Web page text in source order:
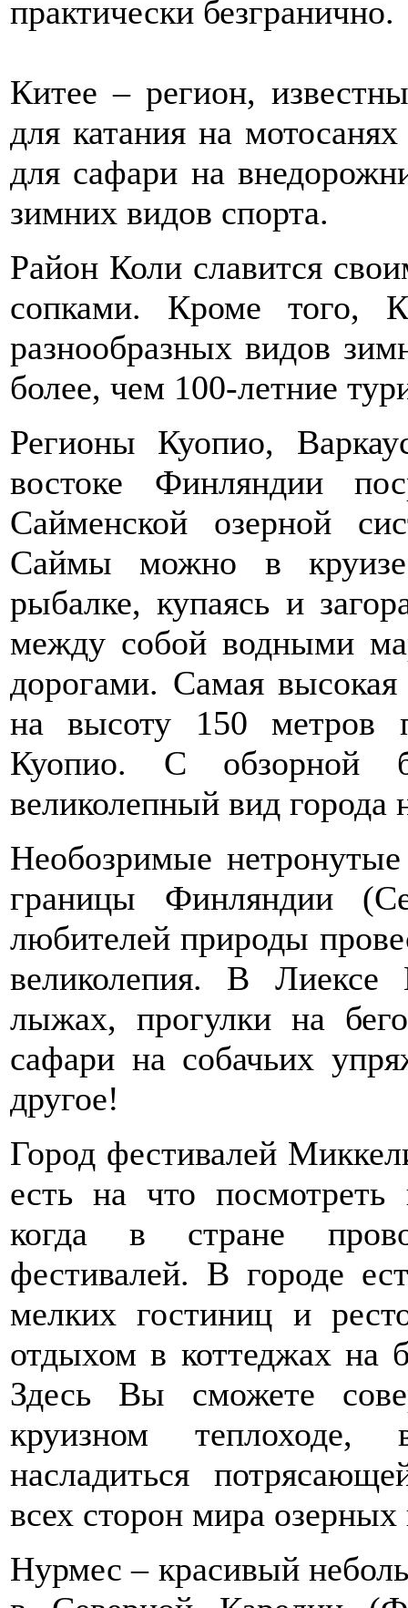
практически безгранично.
Китее – регион,
для катания на
для сафари на
зимних видов спорта.
Район Коли славится
сопками. Кроме того,
разнообразных видов
более, чем 100-летние
Регионы Куопио,
востоке Финляндии
Сайменской озерной
Саймы можно в
рыбалке, купаясь и
между собой водными
дорогами. Самая
на высоту 150 метров
Куопио. С обзорной
великолепный вид города
Необозримые
границы Финляндии
любителей природы
великолепия. В
лыжах, прогулки на
сафари на собачьих
другое!
Город фестивалей
есть на что
когда в стране
фестивалей. В городе
мелких гостиниц и
отдыхом в коттеджах на
Здесь Вы сможете
круизном
насладиться
всех сторон мира озерных
Нурмес – красивый